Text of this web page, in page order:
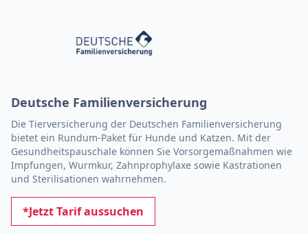
Deutsche Familienversicherung
Die Tierversicherung der Deutschen Familienversicherung
bietet ein Rundum-Paket für Hunde und Katzen. Mit der
Gesundheitspauschale können Sie Vorsorge­maßnahmen wie
Impfun­gen, Wurmkur, Zahnprophylaxe sowie Kas­tra­tionen
und Sterilisationen wahrnehmen.
*Jetzt Tarif aussuchen